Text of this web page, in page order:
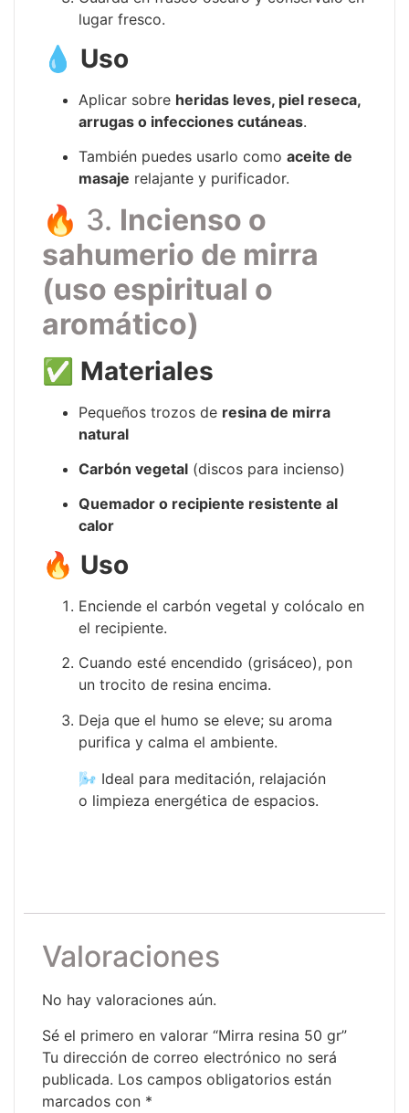
lugar fresco.
💧 Uso
Aplicar sobre heridas leves, piel reseca,
arrugas o infecciones cutáneas.
También puedes usarlo como aceite de
masaje relajante y purificador.
🔥 3. Incienso o
sahumerio de mirra
(uso espiritual o
aromático)
✅ Materiales
Pequeños trozos de resina de mirra
natural
Carbón vegetal (discos para incienso)
Quemador o recipiente resistente al
calor
🔥 Uso
Enciende el carbón vegetal y colócalo en
el recipiente.
Cuando esté encendido (grisáceo), pon
un trocito de resina encima.
Deja que el humo se eleve; su aroma
purifica y calma el ambiente.
🌬️ Ideal para meditación, relajación
o limpieza energética de espacios.
Valoraciones
No hay valoraciones aún.
Sé el primero en valorar “Mirra resina 50 gr”
Tu dirección de correo electrónico no será
publicada. Los campos obligatorios están
marcados con *